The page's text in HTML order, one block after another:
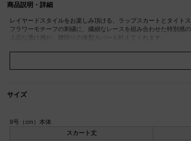
商品説明・詳細
レイヤードスタイルをお楽しみ頂ける、ラップスカートとタイト
フラワーモチーフの刺繍に、繊細なレースを組み合わせた特別感
上品な透け感が、腰回りの体型カバーも叶えてくれます。
前後どちらでも着用可能な2way仕様で、スタイルアレンジをお楽
それぞれ単体でも使用する事ができ、様々なアイテムとのレイヤ
モデル：162cm
レース部分 綿：
サイズ
9号（cm）本体
スカート丈